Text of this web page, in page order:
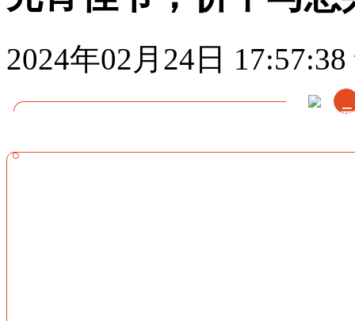
2024年02月24日 17:57:38
元